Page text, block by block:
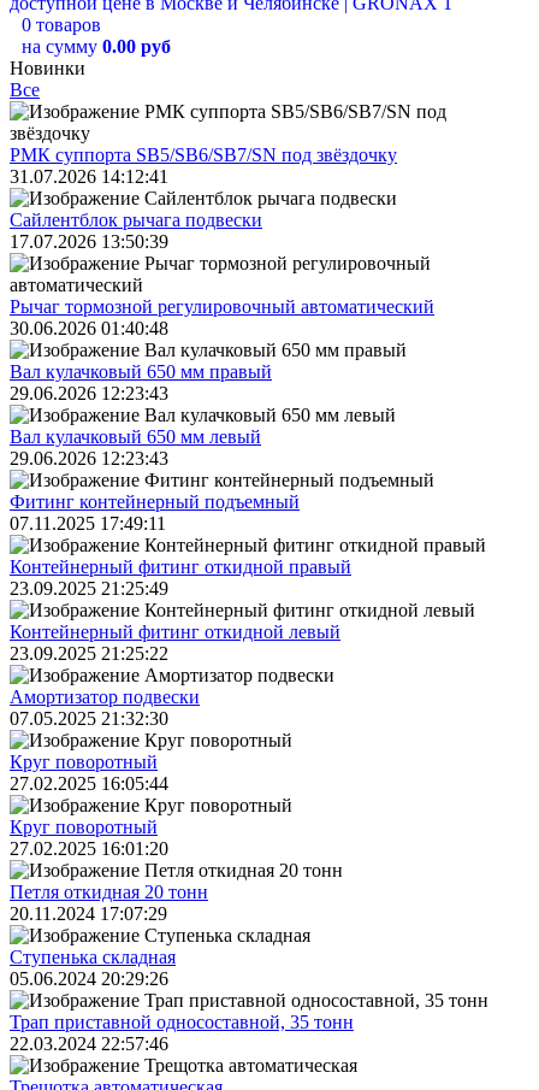
0 товаров
на сумму 0.00 руб
Новинки
Все
РМК суппорта SB5/SB6/SB7/SN под звёздочку
31.07.2026 14:12:41
Сайлентблок рычага подвески
17.07.2026 13:50:39
Рычаг тормозной регулировочный автоматический
30.06.2026 01:40:48
Вал кулачковый 650 мм правый
29.06.2026 12:23:43
Вал кулачковый 650 мм левый
29.06.2026 12:23:43
Фитинг контейнерный подъемный
07.11.2025 17:49:11
Контейнерный фитинг откидной правый
23.09.2025 21:25:49
Контейнерный фитинг откидной левый
23.09.2025 21:25:22
Амортизатор подвески
07.05.2025 21:32:30
Круг поворотный
27.02.2025 16:05:44
Круг поворотный
27.02.2025 16:01:20
Петля откидная 20 тонн
20.11.2024 17:07:29
Ступенька складная
05.06.2024 20:29:26
Трап приставной односоставной, 35 тонн
22.03.2024 22:57:46